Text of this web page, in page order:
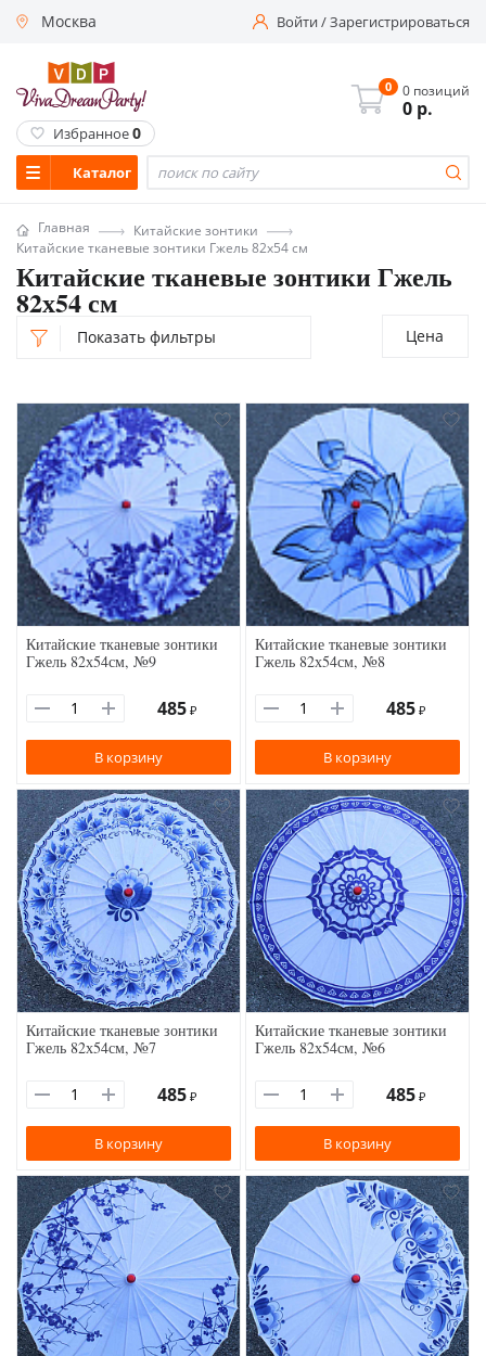
Москва Войти/Зарегистрироваться
Каталог
0 0 позиций
0 р.
Избранное0
Главная
Китайские зонтики
Китайские тканевые зонтики Гжель 82х54 см
Китайские тканевые зонтики Гжель
82х54 см
Показать фильтры Цена
Китайские тканевые зонтики
Гжель 82х54см, №9
485 ₽
В корзину
Китайские тканевые зонтики
Гжель 82х54см, №8
485 ₽
В корзину
Китайские тканевые зонтики
Гжель 82х54см, №7
485 ₽
В корзину
Китайские тканевые зонтики
Гжель 82х54см, №6
485 ₽
В корзину